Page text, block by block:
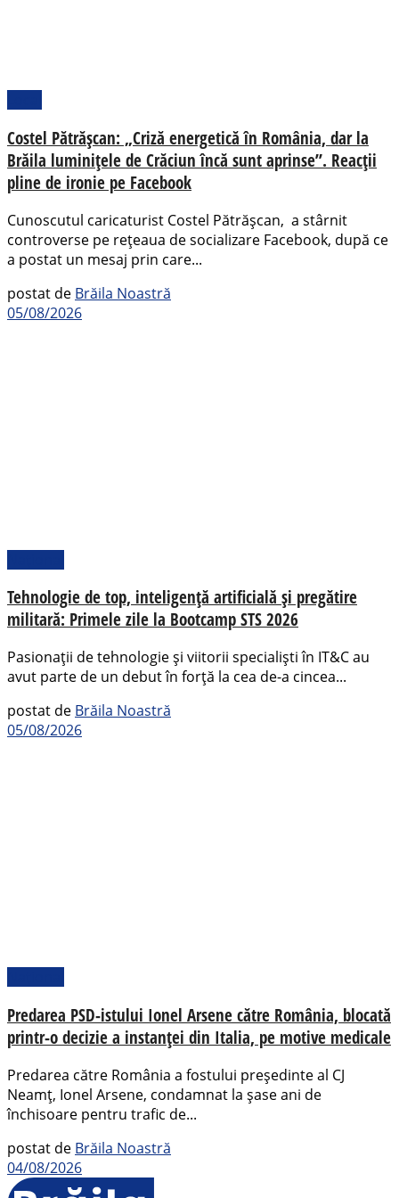
Costel Pătrășcan: „Criză energetică în România, dar la
Brăila luminițele de Crăciun încă sunt aprinse”. Reacții
pline de ironie pe Facebook
Cunoscutul caricaturist Costel Pătrășcan, a stârnit
controverse pe rețeaua de socializare Facebook, după ce
a postat un mesaj prin care...
postat de Brăila Noastră
05/08/2026
Tehnologie de top, inteligență artificială și pregătire
militară: Primele zile la Bootcamp STS 2026
Pasionații de tehnologie și viitorii specialiști în IT&C au
avut parte de un debut în forță la cea de-a cincea...
postat de Brăila Noastră
05/08/2026
Predarea PSD-istului Ionel Arsene către România, blocată
printr-o decizie a instanței din Italia, pe motive medicale
Predarea către România a fostului președinte al CJ
Neamț, Ionel Arsene, condamnat la șase ani de
închisoare pentru trafic de...
postat de Brăila Noastră
04/08/2026